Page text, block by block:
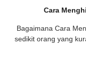
Cara
Bagaimana Cara
sedikit orang yang